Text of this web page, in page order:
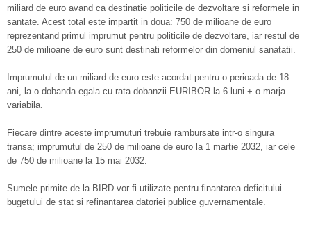
miliard de euro avand ca destinatie politicile de dezvoltare si reformele in
santate. Acest total este impartit in doua: 750 de milioane de euro
reprezentand primul imprumut pentru politicile de dezvoltare, iar restul de
250 de milioane de euro sunt destinati reformelor din domeniul sanatatii.
Imprumutul de un miliard de euro este acordat pentru o perioada de 18
ani, la o dobanda egala cu rata dobanzii EURIBOR la 6 luni + o marja
variabila.
Fiecare dintre aceste imprumuturi trebuie rambursate intr-o singura
transa; imprumutul de 250 de milioane de euro la 1 martie 2032, iar cele
de 750 de milioane la 15 mai 2032.
Sumele primite de la BIRD vor fi utilizate pentru finantarea deficitului
bugetului de stat si refinantarea datoriei publice guvernamentale.